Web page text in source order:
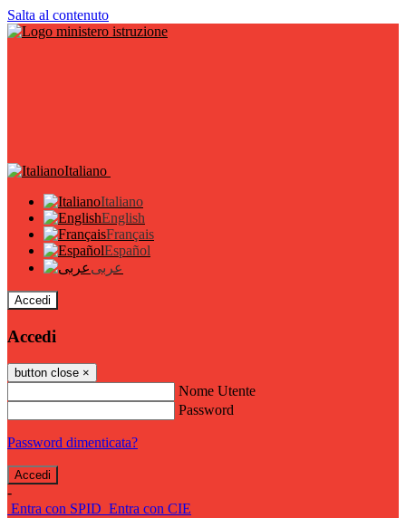
Salta al contenuto
Italiano
Italiano
English
Français
Español
عربى
Accedi
Accedi
button close ×
Nome Utente
Password
Password dimenticata?
-
Entra con SPID Entra con CIE